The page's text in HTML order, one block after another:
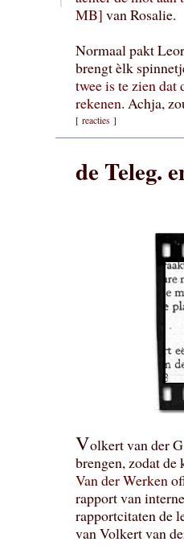
MB] van Rosalie.
Normaal pakt
brengt èlk
twee is te zien dat
rekenen. Achja,
[ reacties ]
de Teleg.
Volkert van der
brengen, zodat
Van der Werken
rapport van
rapportcitaten de
van Volkert van